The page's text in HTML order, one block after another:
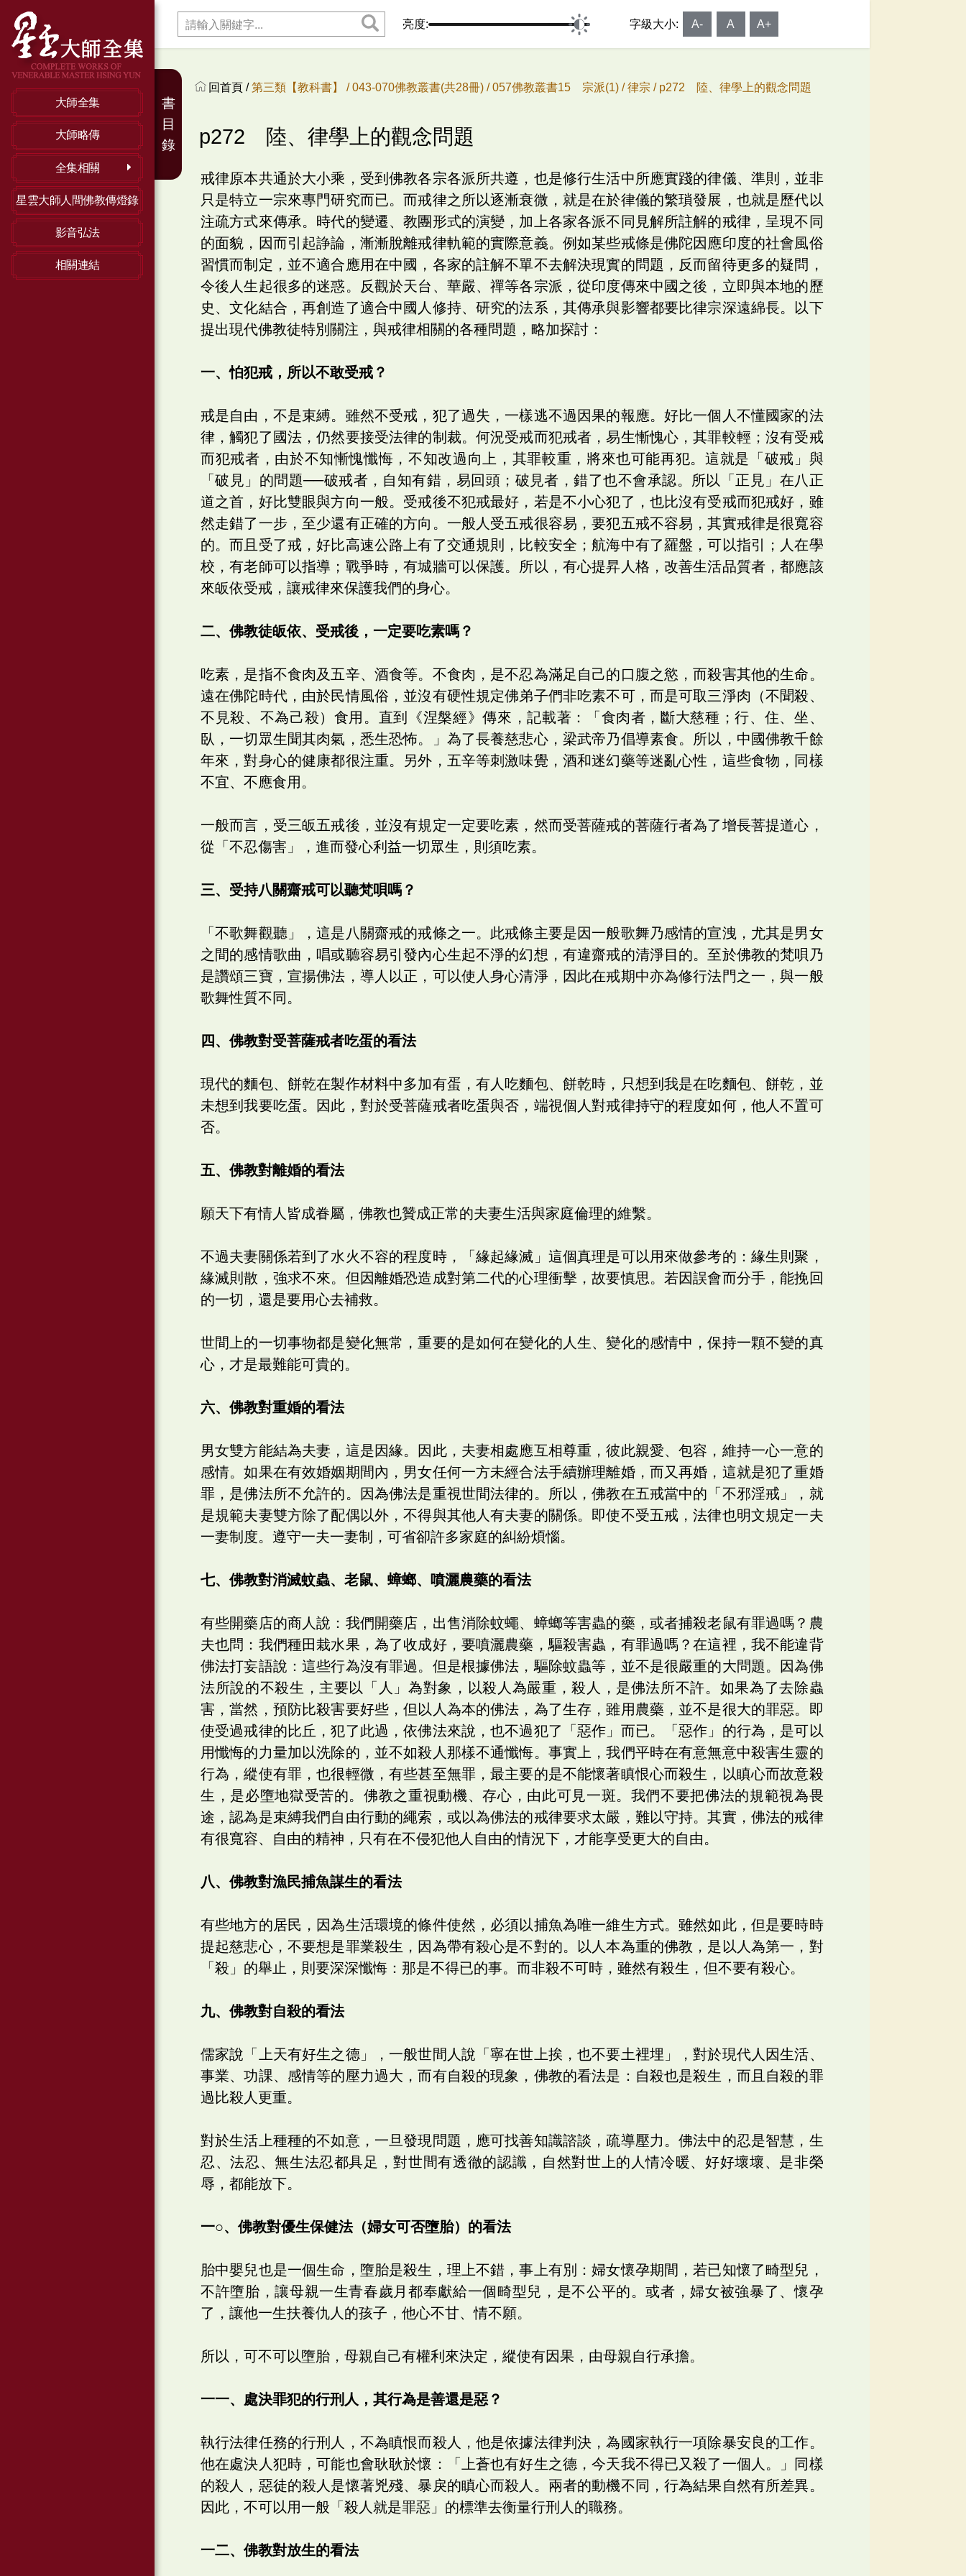
大師全集
大師略傳
全集相關
星雲大師人間佛教傳燈錄
影音弘法
相關連結
亮度: 字級大小: A- A A+
回首頁 /第三類【教科書】 /043-070佛教叢書(共28冊) /057佛教叢書15 宗派(1) /律宗 / p272 陸、律學上的觀念問題
p272 陸、律學上的觀念問題
戒律原本共通於大小乘，受到佛教各宗各派所共遵，也是修行生活中所應實踐的律儀、準則，並非
只是特立一宗來專門研究而已。而戒律之所以逐漸衰微，就是在於律儀的繁瑣發展，也就是歷代以
注疏方式來傳承。時代的變遷、教團形式的演變，加上各家各派不同見解所註解的戒律，呈現不同
的面貌，因而引起諍論，漸漸脫離戒律軌範的實際意義。例如某些戒條是佛陀因應印度的社會風俗
習慣而制定，並不適合應用在中國，各家的註解不單不去解決現實的問題，反而留待更多的疑問，
令後人生起很多的迷惑。反觀於天台、華嚴、禪等各宗派，從印度傳來中國之後，立即與本地的歷
史、文化結合，再創造了適合中國人修持、研究的法系，其傳承與影響都要比律宗深遠綿長。以下
提出現代佛教徒特別關注，與戒律相關的各種問題，略加探討：
一、怕犯戒，所以不敢受戒？
戒是自由，不是束縛。雖然不受戒，犯了過失，一樣逃不過因果的報應。好比一個人不懂國家的法
律，觸犯了國法，仍然要接受法律的制裁。何況受戒而犯戒者，易生慚愧心，其罪較輕；沒有受戒
而犯戒者，由於不知慚愧懺悔，不知改過向上，其罪較重，將來也可能再犯。這就是「破戒」與
「破見」的問題──破戒者，自知有錯，易回頭；破見者，錯了也不會承認。所以「正見」在八正
道之首，好比雙眼與方向一般。受戒後不犯戒最好，若是不小心犯了，也比沒有受戒而犯戒好，雖
然走錯了一步，至少還有正確的方向。一般人受五戒很容易，要犯五戒不容易，其實戒律是很寬容
的。而且受了戒，好比高速公路上有了交通規則，比較安全；航海中有了羅盤，可以指引；人在學
校，有老師可以指導；戰爭時，有城牆可以保護。所以，有心提昇人格，改善生活品質者，都應該
來皈依受戒，讓戒律來保護我們的身心。
二、佛教徒皈依、受戒後，一定要吃素嗎？
吃素，是指不食肉及五辛、酒食等。不食肉，是不忍為滿足自己的口腹之慾，而殺害其他的生命。
遠在佛陀時代，由於民情風俗，並沒有硬性規定佛弟子們非吃素不可，而是可取三淨肉（不聞殺、
不見殺、不為己殺）食用。直到《涅槃經》傳來，記載著：「食肉者，斷大慈種；行、住、坐、
臥，一切眾生聞其肉氣，悉生恐怖。」為了長養慈悲心，梁武帝乃倡導素食。所以，中國佛教千餘
年來，對身心的健康都很注重。另外，五辛等刺激味覺，酒和迷幻藥等迷亂心性，這些食物，同樣
不宜、不應食用。
一般而言，受三皈五戒後，並沒有規定一定要吃素，然而受菩薩戒的菩薩行者為了增長菩提道心，
從「不忍傷害」，進而發心利益一切眾生，則須吃素。
三、受持八關齋戒可以聽梵唄嗎？
「不歌舞觀聽」，這是八關齋戒的戒條之一。此戒條主要是因一般歌舞乃感情的宣洩，尤其是男女
之間的感情歌曲，唱或聽容易引發內心生起不淨的幻想，有違齋戒的清淨目的。至於佛教的梵唄乃
是讚頌三寶，宣揚佛法，導人以正，可以使人身心清淨，因此在戒期中亦為修行法門之一，與一般
歌舞性質不同。
四、佛教對受菩薩戒者吃蛋的看法
現代的麵包、餅乾在製作材料中多加有蛋，有人吃麵包、餅乾時，只想到我是在吃麵包、餅乾，並
未想到我要吃蛋。因此，對於受菩薩戒者吃蛋與否，端視個人對戒律持守的程度如何，他人不置可
否。
五、佛教對離婚的看法
願天下有情人皆成眷屬，佛教也贊成正常的夫妻生活與家庭倫理的維繫。
不過夫妻關係若到了水火不容的程度時，「緣起緣滅」這個真理是可以用來做參考的：緣生則聚，
緣滅則散，強求不來。但因離婚恐造成對第二代的心理衝擊，故要慎思。若因誤會而分手，能挽回
的一切，還是要用心去補救。
世間上的一切事物都是變化無常，重要的是如何在變化的人生、變化的感情中，保持一顆不變的真
心，才是最難能可貴的。
六、佛教對重婚的看法
男女雙方能結為夫妻，這是因緣。因此，夫妻相處應互相尊重，彼此親愛、包容，維持一心一意的
感情。如果在有效婚姻期間內，男女任何一方未經合法手續辦理離婚，而又再婚，這就是犯了重婚
罪，是佛法所不允許的。因為佛法是重視世間法律的。所以，佛教在五戒當中的「不邪淫戒」，就
是規範夫妻雙方除了配偶以外，不得與其他人有夫妻的關係。即使不受五戒，法律也明文規定一夫
一妻制度。遵守一夫一妻制，可省卻許多家庭的糾紛煩惱。
七、佛教對消滅蚊蟲、老鼠、蟑螂、噴灑農藥的看法
有些開藥店的商人說：我們開藥店，出售消除蚊蠅、蟑螂等害蟲的藥，或者捕殺老鼠有罪過嗎？農
夫也問：我們種田栽水果，為了收成好，要噴灑農藥，驅殺害蟲，有罪過嗎？在這裡，我不能違背
佛法打妄語說：這些行為沒有罪過。但是根據佛法，驅除蚊蟲等，並不是很嚴重的大問題。因為佛
法所說的不殺生，主要以「人」為對象，以殺人為嚴重，殺人，是佛法所不許。如果為了去除蟲
害，當然，預防比殺害要好些，但以人為本的佛法，為了生存，雖用農藥，並不是很大的罪惡。即
使受過戒律的比丘，犯了此過，依佛法來說，也不過犯了「惡作」而已。「惡作」的行為，是可以
用懺悔的力量加以洗除的，並不如殺人那樣不通懺悔。事實上，我們平時在有意無意中殺害生靈的
行為，縱使有罪，也很輕微，有些甚至無罪，最主要的是不能懷著瞋恨心而殺生，以瞋心而故意殺
生，是必墮地獄受苦的。佛教之重視動機、存心，由此可見一斑。我們不要把佛法的規範視為畏
途，認為是束縛我們自由行動的繩索，或以為佛法的戒律要求太嚴，難以守持。其實，佛法的戒律
有很寬容、自由的精神，只有在不侵犯他人自由的情況下，才能享受更大的自由。
八、佛教對漁民捕魚謀生的看法
有些地方的居民，因為生活環境的條件使然，必須以捕魚為唯一維生方式。雖然如此，但是要時時
提起慈悲心，不要想是罪業殺生，因為帶有殺心是不對的。以人本為重的佛教，是以人為第一，對
「殺」的舉止，則要深深懺悔：那是不得已的事。而非殺不可時，雖然有殺生，但不要有殺心。
九、佛教對自殺的看法
儒家說「上天有好生之德」，一般世間人說「寧在世上挨，也不要土裡埋」，對於現代人因生活、
事業、功課、感情等的壓力過大，而有自殺的現象，佛教的看法是：自殺也是殺生，而且自殺的罪
過比殺人更重。
對於生活上種種的不如意，一旦發現問題，應可找善知識諮談，疏導壓力。佛法中的忍是智慧，生
忍、法忍、無生法忍都具足，對世間有透徹的認識，自然對世上的人情冷暖、好好壞壞、是非榮
辱，都能放下。
一○、佛教對優生保健法（婦女可否墮胎）的看法
胎中嬰兒也是一個生命，墮胎是殺生，理上不錯，事上有別：婦女懷孕期間，若已知懷了畸型兒，
不許墮胎，讓母親一生青春歲月都奉獻給一個畸型兒，是不公平的。或者，婦女被強暴了、懷孕
了，讓他一生扶養仇人的孩子，他心不甘、情不願。
所以，可不可以墮胎，母親自己有權利來決定，縱使有因果，由母親自行承擔。
一一、處決罪犯的行刑人，其行為是善還是惡？
執行法律任務的行刑人，不為瞋恨而殺人，他是依據法律判決，為國家執行一項除暴安良的工作。
他在處決人犯時，可能也會耿耿於懷：「上蒼也有好生之德，今天我不得已又殺了一個人。」同樣
的殺人，惡徒的殺人是懷著兇殘、暴戾的瞋心而殺人。兩者的動機不同，行為結果自然有所差異。
因此，不可以用一般「殺人就是罪惡」的標準去衡量行刑人的職務。
一二、佛教對放生的看法
書
目
錄